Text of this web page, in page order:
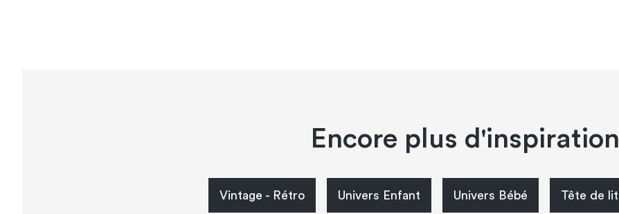
Encore plus d'inspiration
Vintage - Rétro Univers Enfant Univers Bébé Tête de lit